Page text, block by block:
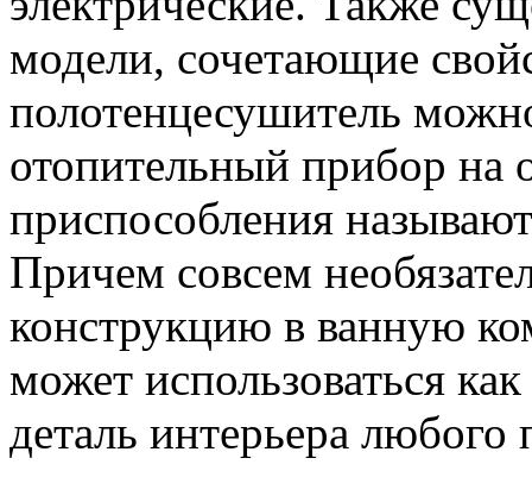
модели, сочетающие
полотенцесушитель
отопительный прибор на
приспособления
Причем совсем
конструкцию в ванную
может использоваться
деталь интерьера